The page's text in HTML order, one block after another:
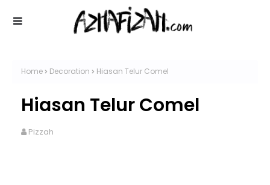
Home Decoration Hiasan Telur Comel
Hiasan Telur Comel
Pizzah